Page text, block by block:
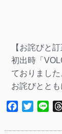
【お詫びと訂
初出時「
ておりました
お詫びととも
Facebook
TwitterLine